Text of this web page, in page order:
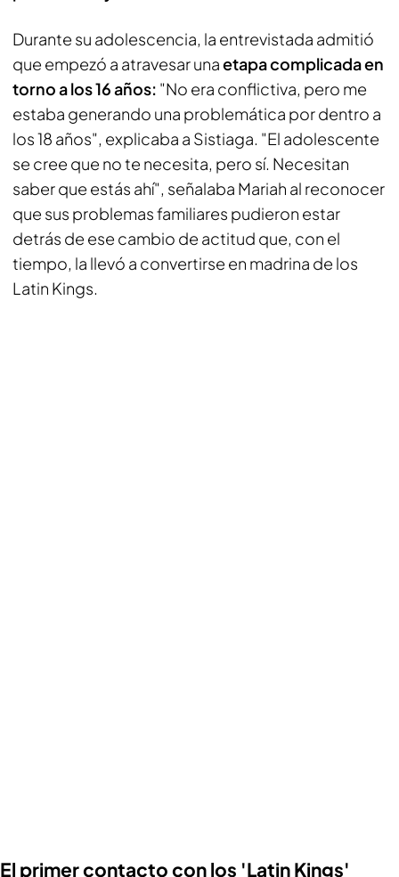
Durante su adolescencia, la entrevistada admitió
que empezó a atravesar unaetapa complicada en
torno a los 16 años: "No era conflictiva, pero me
estaba generando una problemática por dentro a
los 18 años", explicaba a Sistiaga. "El adolescente
se cree que no te necesita, pero sí. Necesitan
saber que estás ahí", señalaba Mariah al reconocer
que sus problemas familiares pudieron estar
detrás de ese cambio de actitud que, con el
tiempo, la llevó a convertirse en madrina de los
Latin Kings.
El primer contacto con los 'Latin Kings'